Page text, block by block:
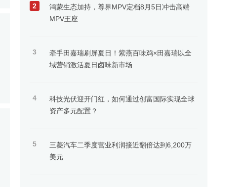
2
鸿蒙生态加持，尊界MPV定档8月5日冲击高端
MPV王座
3
牵手田嘉瑞刷屏夏日！紫燕百味鸡×田嘉瑞以全
域营销激活夏日卤味新市场
4
科技光伏迎开门红，如何通过创富国际实现全球
资产多元配置？
5
三菱汽车二季度营业利润接近翻倍达到6,200万
美元